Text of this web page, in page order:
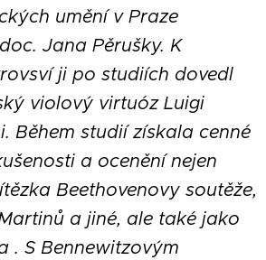
umění v Praze
Jana Pěrušky. K
ji po studiích dovedl
violový virtuóz Luigi
Během studií získala cenné
a ocenění nejen
Beethovenovy soutěže,
a jiné, ale také jako
. S Bennewitzovým